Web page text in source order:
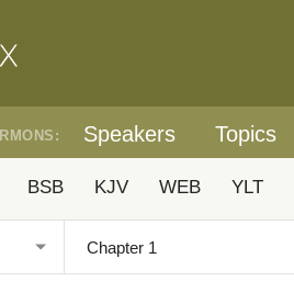
Speakers Topics
BSB KJV WEB YLT